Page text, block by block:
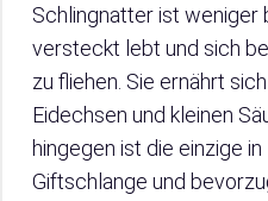
Schlingnatter ist weniger
versteckt lebt und sich
zu fliehen. Sie ernährt
Eidechsen und kleinen
hingegen ist die einzige
Giftschlange und